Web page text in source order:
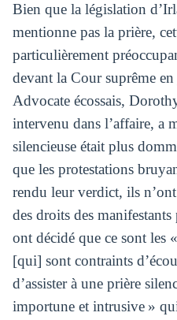
Bien que la législation
mentionne pas la prière,
particulièrement
devant la Cour suprême
Advocate écossais,
intervenu dans l’affaire, a
silencieuse était plus
que les protestations
rendu leur verdict, ils
des droits des
ont décidé que ce sont les
[qui] sont contraints
d’assister à une prière
importune et intrusive »